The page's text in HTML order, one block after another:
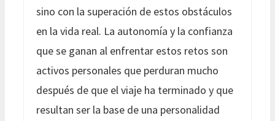
sino con la superación de estos obstáculos
en la vida real. La autonomía y la confianza
que se ganan al enfrentar estos retos son
activos personales que perduran mucho
después de que el viaje ha terminado y que
resultan ser la base de una personalidad